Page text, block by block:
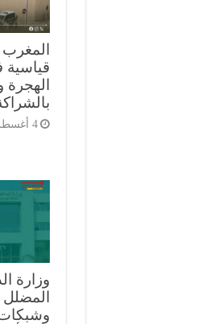
الهجرة
4 أغسطس، 2026
وزارة
وشبكات